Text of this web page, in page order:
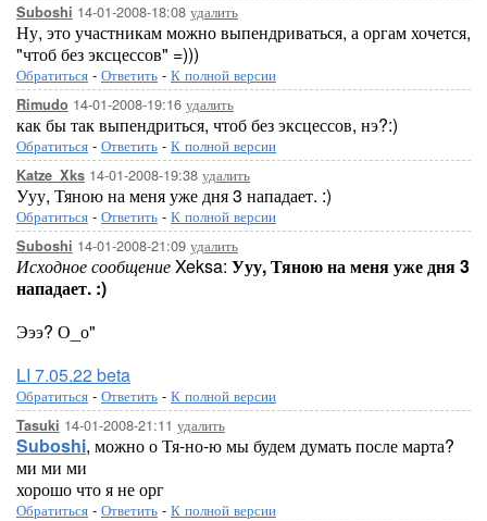
Suboshi 14-01-2008-18:08 удалить
Ну, это участникам можно выпендриваться, а оргам хочется,
"чтоб без эксцессов" =)))
Обратиться - Ответить - К полной версии
Rimudo 14-01-2008-19:16 удалить
как бы так выпендриться, чтоб без эксцессов, нэ?:)
Обратиться - Ответить - К полной версии
Katze_Xks 14-01-2008-19:38 удалить
Ууу, Тяною на меня уже дня 3 нападает. :)
Обратиться - Ответить - К полной версии
Suboshi 14-01-2008-21:09 удалить
Исходное сообщениеXeksa: Ууу, Тяною на меня уже дня 3
нападает. :)
Эээ? О_о"
LI 7.05.22 beta
Обратиться - Ответить - К полной версии
Tasuki 14-01-2008-21:11 удалить
Suboshi, можно о Тя-но-ю мы будем думать после марта?
ми ми ми
хорошо что я не орг
Обратиться - Ответить - К полной версии